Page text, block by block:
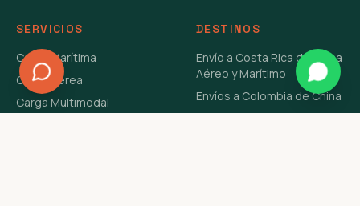
SERVICIOS
Carga Marítima
Carga Aérea
Carga Multimodal
DESTINOS
Envío a Costa Rica de China
Aéreo y Marítimo
Envíos a Colombia de China